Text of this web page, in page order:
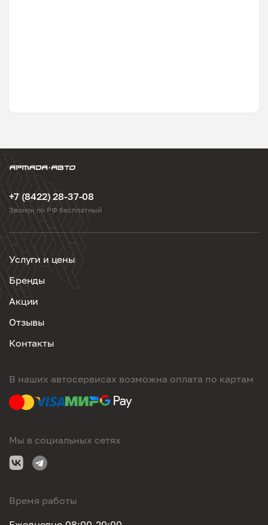
+7 (8422) 28-37-08
Звонок по РФ бесплатный
Услуги и цены
Бренды
Акции
Отзывы
Контакты
В наших автосервисах возможна оплата по картам
Мы в социальных сетях
Время работы